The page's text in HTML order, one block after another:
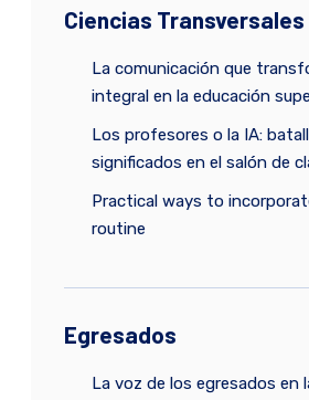
Ciencias Transversales
La comunicación que
integral en la educación
Los profesores o la IA:
significados en el salón de
Practical ways to
routine
Egresados
La voz de los egresados en